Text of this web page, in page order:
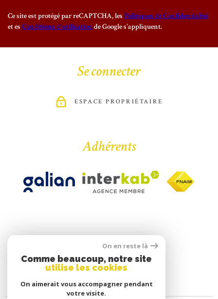
Ce site est protégé par reCAPTCHA, les Politiques de Confidentialité
et es Conditions d'utilisation de Google s'appliquent.
Se connecter
ESPACE PROPRIÉTAIRE
Adhérents
On en reste là
Comme beaucoup, notre site
utilise les cookies
On aimerait vous accompagner pendant
votre visite.